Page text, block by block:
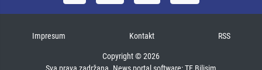
Impresum Kontakt RSS
Copyright © 2026